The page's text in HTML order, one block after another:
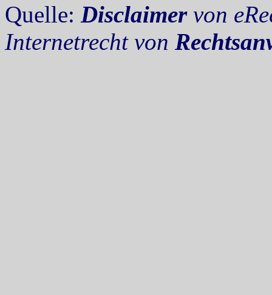
Quelle: Disclaimervon
Internetrecht von